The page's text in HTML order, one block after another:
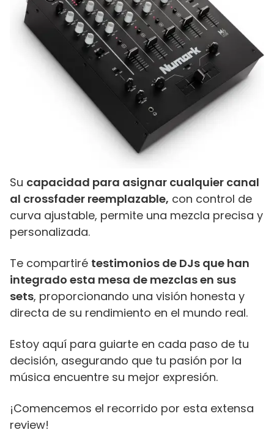
Su capacidad para asignar cualquier canal
al crossfader reemplazable, con control de
curva ajustable, permite una mezcla precisa y
personalizada.
Te compartiré testimonios de DJs que han
integrado esta mesa de mezclas en sus
sets, proporcionando una visión honesta y
directa de su rendimiento en el mundo real.
Estoy aquí para guiarte en cada paso de tu
decisión, asegurando que tu pasión por la
música encuentre su mejor expresión.
¡Comencemos el recorrido por esta extensa
review!